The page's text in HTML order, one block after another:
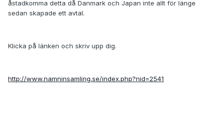
åstadkomma detta då Danmark och Japan inte allt för länge
sedan skapade ett avtal.
Klicka på länken och skriv upp dig.
http://www.namninsamling.se/index.php?nid=2541